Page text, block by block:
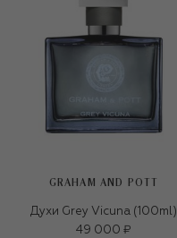
GRAHAM AND POTT
Духи Grey Vicuna (100ml)
49 000 ₽